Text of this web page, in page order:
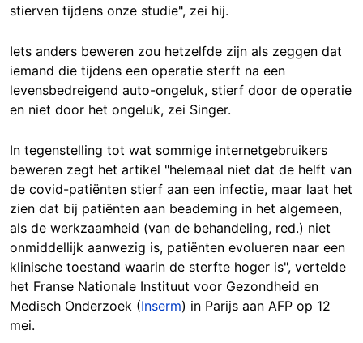
stierven tijdens onze studie", zei hij.
Iets anders beweren zou hetzelfde zijn als zeggen dat
iemand die tijdens een operatie sterft na een
levensbedreigend auto-ongeluk, stierf door de operatie
en niet door het ongeluk, zei Singer.
In tegenstelling tot wat sommige internetgebruikers
beweren zegt het artikel "helemaal niet dat de helft van
de covid-patiënten stierf aan een infectie, maar laat het
zien dat bij patiënten aan beademing in het algemeen,
als de werkzaamheid (van de behandeling, red.) niet
onmiddellijk aanwezig is, patiënten evolueren naar een
klinische toestand waarin de sterfte hoger is", vertelde
het Franse Nationale Instituut voor Gezondheid en
Medisch Onderzoek (Inserm) in Parijs aan AFP op 12
mei.